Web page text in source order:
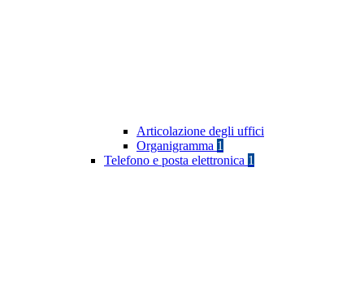
Articolazione degli uffici
Organigramma 1
Telefono e posta elettronica 1